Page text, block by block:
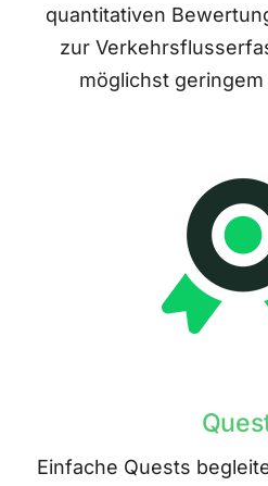
quantitativen
zur
möglichst
Einfache Quests